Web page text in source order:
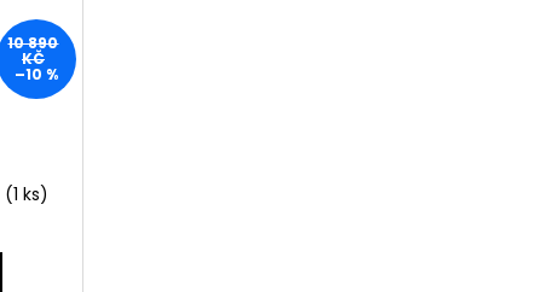
10 890
KČ
–10 %
(1 ks)